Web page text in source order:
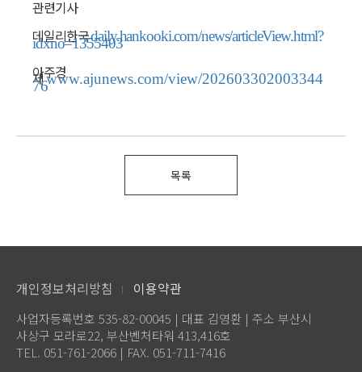
관련기사
데일리한국daily.hankooki.com/news/articleView.html?
idxno=1355403
아주경
제www.ajunews.com/view/202603302003344
76
목록
개인정보처리방침 이용약관
사업자등록번호 535-82-00045 | 대표 김영환 | 주소 부산시
사상구 모라로22, 부산벤처타워 413,416호
TEL. 051-761-2066 | FAX. 051-711-7416